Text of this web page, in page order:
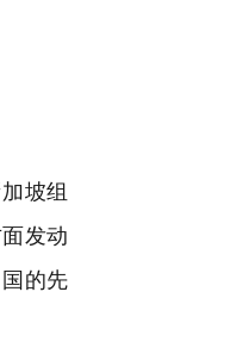
坡组
发动
的先